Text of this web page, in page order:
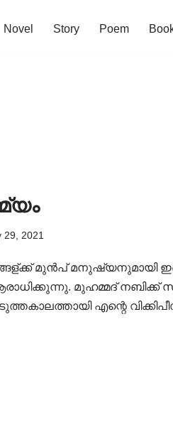
Novel Story Poem
29, 2021
മുൻപ് മനുഷ്യനുമായി
മുഹമ്മദ് നബിക്ക്
എന്റെ